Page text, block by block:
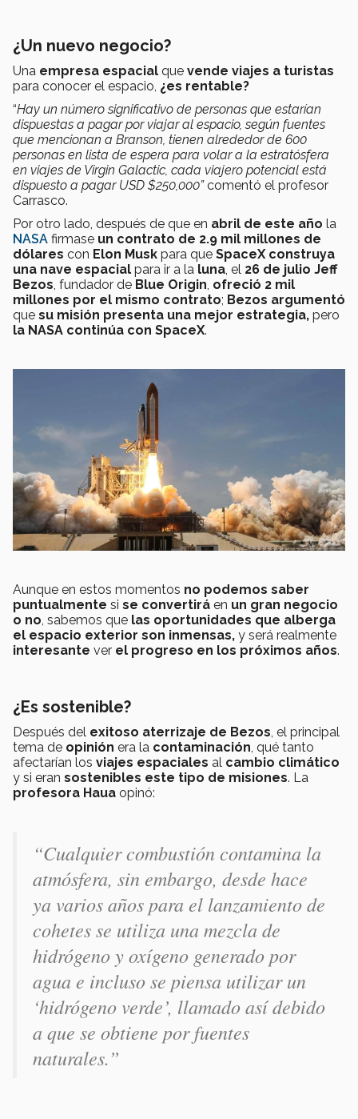
¿Un nuevo negocio?
Una empresa espacial que vende viajes a turistas
para conocer el espacio, ¿es rentable?
“Hay un número significativo de personas que estarían
dispuestas a pagar por viajar al espacio, según fuentes
que mencionan a Branson, tienen alrededor de 600
personas en lista de espera para volar a la estratósfera
en viajes de Virgin Galactic, cada viajero potencial está
dispuesto a pagar USD $250,000”comentó el profesor
Carrasco.
Por otro lado, después de que en abril de este año la
NASA firmase un contrato de 2.9 mil millones de
dólares con Elon Musk para que SpaceX construya
una nave espacial para ir a la luna , el 26 de julio Jeff
Bezos , fundador de Blue Origin ofreció 2 mil
millones por el mismo contrato; Bezos argumentó
que su misión presenta una mejor estrategia, pero
la NASA continúa con SpaceX.
Aunque en estos momentos no podemos saber
puntualmente si se convertirá en un gran negocio
o no , sabemos que las oportunidades que alberga
el espacio exterior son inmensas, y será realmente
interesante ver el progreso en los próximos años.
¿Es sostenible?
Después del exitoso aterrizaje de Bezos , el principal
tema de opinión era la contaminación , qué tanto
afectarían los viajes espaciales al cambio climático
y si eran sostenibles este tipo de misiones. La
profesora Haua opinó:
“Cualquier combustión contamina la
atmósfera, sin embargo, desde hace
ya varios años para el lanzamiento de
cohetes se utiliza una mezcla de
hidrógeno y oxígeno generado por
agua e incluso se piensa utilizar un
‘hidrógeno verde’, llamado así debido
a que se obtiene por fuentes
naturales.”